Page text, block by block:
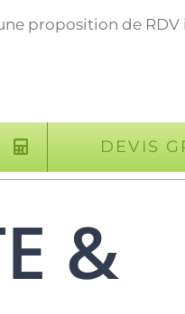
proposition de
DEVIS
&